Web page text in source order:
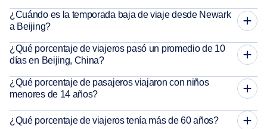
¿Cuándo es la temporada baja de viaje desde Newark
a Beijing?
¿Qué porcentaje de viajeros pasó un promedio de 10
días en Beijing, China?
¿Qué porcentaje de pasajeros viajaron con niños
menores de 14 años?
¿Qué porcentaje de viajeros tenía más de 60 años?